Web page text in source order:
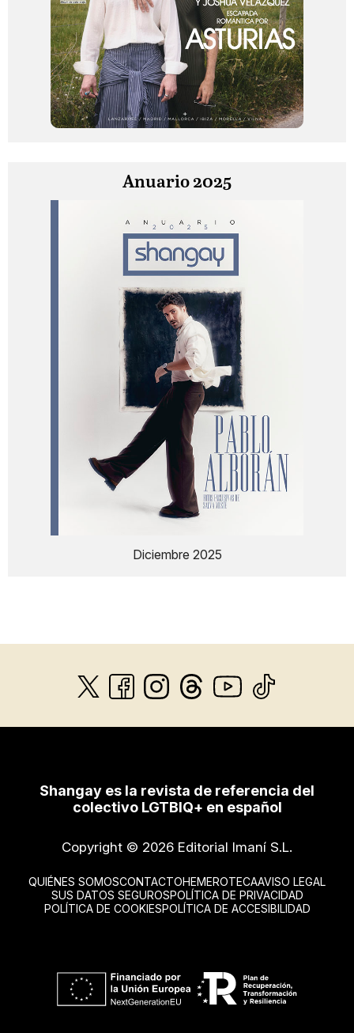
Anuario 2025
Diciembre 2025
Shangay es la revista de referencia del
colectivo LGTBIQ+ en español
Copyright © 2026 Editorial Imaní S.L.
QUIÉNES SOMOSCONTACTOHEMEROTECAAVISO LEGAL
SUS DATOS SEGUROSPOLÍTICA DE PRIVACIDAD
POLÍTICA DE COOKIESPOLÍTICA DE ACCESIBILIDAD